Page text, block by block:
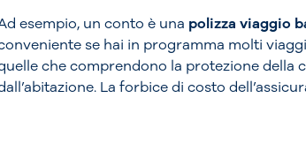
esempio, un conto è una polizza viaggio
se hai in programma molti
che comprendono la protezione della
La forbice di costo